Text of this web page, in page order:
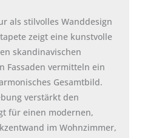
als stilvolles Wanddesign
zeigt eine kunstvolle
skandinavischen
Fassaden vermitteln ein
Gesamtbild.
verstärkt den
für einen modernen,
im Wohnzimmer,